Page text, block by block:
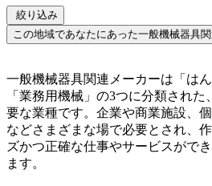
絞り込み
この地域であなたにあった一般機械器具
一般機械器具関連メーカーは「は
「業務用機械」の3つに分類され
要な業種です。企業や商業施設、
などさまざまな場で必要とされ、
ズかつ正確な仕事やサービスがで
ます。